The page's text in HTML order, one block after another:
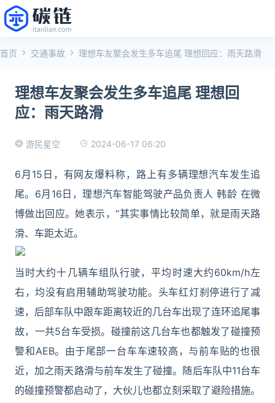
首页 交通事故 理想车友聚会发生多车追尾 理想回应：雨天路滑
理想车友聚会发生多车追尾 理想回
应：雨天路滑
游民星空 2024-06-17 06:20
6月15日，有网友爆料称，路上有多辆理想汽车发生追
尾。6月16日，理想汽车智能驾驶产品负责人 韩龄 在微
博做出回应。她表示，“其实事情比较简单，就是雨天路
滑、车距太近。
当时大约十几辆车组队行驶，平均时速大约60km/h左
右，均没有启用辅助驾驶功能。头车红灯刹停进行了减
速，后部车队中跟车距离较近的几台车出现了连环追尾事
故，一共5台车受损。碰撞前这几台车也都触发了碰撞预
警和AEB。由于尾部一台车车速较高，与前车贴的也很
近，加之雨天路滑与前车发生了碰撞。随后车队中11台车
的碰撞预警都启动了，大伙儿也都立刻采取了避险措施。